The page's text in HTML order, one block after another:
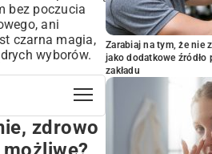
bez poczucia
ani
czarna magia,
wyborów.
i tanio – czy
zdrowo
Zarabiaj na tym, że nie
jako dodatkowe
zakładu